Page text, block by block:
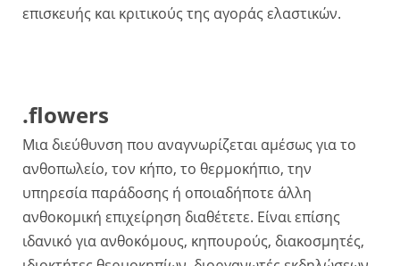
επισκευής και κριτικούς της αγοράς ελαστικών.
.flowers
Μια διεύθυνση που αναγνωρίζεται αμέσως για το
ανθοπωλείο, τον κήπο, το θερμοκήπιο, την
υπηρεσία παράδοσης ή οποιαδήποτε άλλη
ανθοκομική επιχείρηση διαθέτετε. Είναι επίσης
ιδανικό για ανθοκόμους, κηπουρούς, διακοσμητές,